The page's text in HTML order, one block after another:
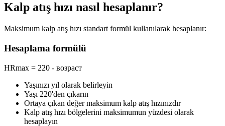
Kalp atış hızı nasıl hesaplanır?
Maksimum kalp atış hızı standart formül kullanılarak hesaplanır:
Hesaplama formülü
HRmax = 220 - возраст
Yaşınızı yıl olarak belirleyin
Yaşı 220'den çıkarın
Ortaya çıkan değer maksimum kalp atış hızınızdır
Kalp atış hızı bölgelerini maksimumun yüzdesi olarak
hesaplayın